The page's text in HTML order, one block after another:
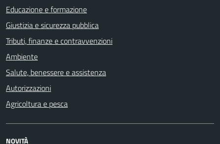
Educazione e formazione
Giustizia e sicurezza pubblica
Tributi, finanze e contravvenzioni
Ambiente
Salute, benessere e assistenza
Autorizzazioni
Agricoltura e pesca
NOVITÀ